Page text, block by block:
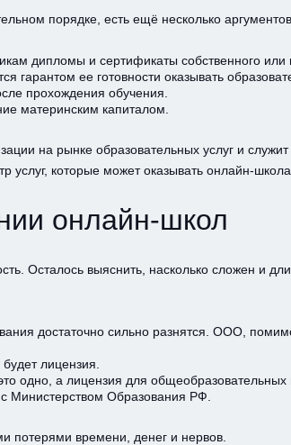
порядке, есть ещё несколько
дипломы и сертификаты собственного или
гарантом ее готовности оказывать
прохождения обучения.
материнским капиталом.
на рынке образовательных услуг и
услуг, которые может оказывать онлайн-школа.
онлайн-школ
Осталось выяснить, насколько сложен и
достаточно сильно разнятся. ООО,
лицензия.
одно, а лицензия для
Министерством Образования РФ.
потерями времени, денег и нервов.